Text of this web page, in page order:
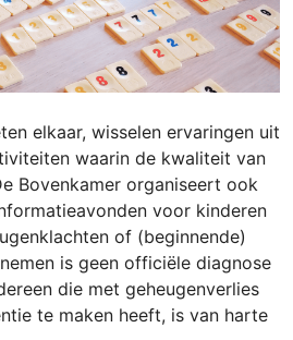
elkaar, wisselen ervaringen uit
waarin de kwaliteit van
Bovenkamer organiseert ook
voor kinderen
of (beginnende)
is geen officiële diagnose
die met geheugenverlies
te maken heeft, is van harte